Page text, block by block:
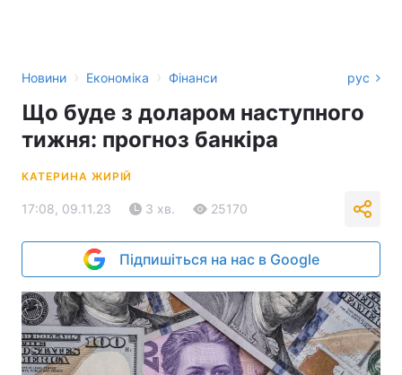
Новини › Економіка › Фінанси рус
Що буде з доларом наступного
тижня: прогноз банкіра
КАТЕРИНА ЖИРІЙ
17:08, 09.11.23 3 хв. 25170
Підпишіться на нас в Google